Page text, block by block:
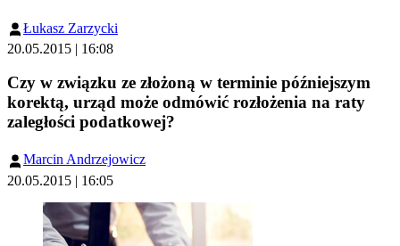
Łukasz Zarzycki
20.05.2015 | 16:08
Czy w związku ze złożoną w terminie późniejszym
korektą, urząd może odmówić rozłożenia na raty
zaległości podatkowej?
Marcin Andrzejowicz
20.05.2015 | 16:05